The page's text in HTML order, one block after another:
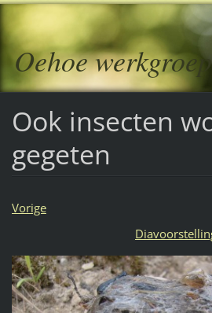
Oehoe
Ook insecten
gegeten
Vorige